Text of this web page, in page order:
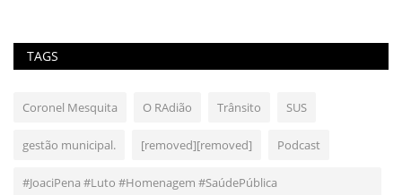
TAGS
Coronel Mesquita O RAdião Trânsito SUS
gestão municipal. [removed][removed] Podcast
#JoaciPena #Luto #Homenagem #SaúdePública